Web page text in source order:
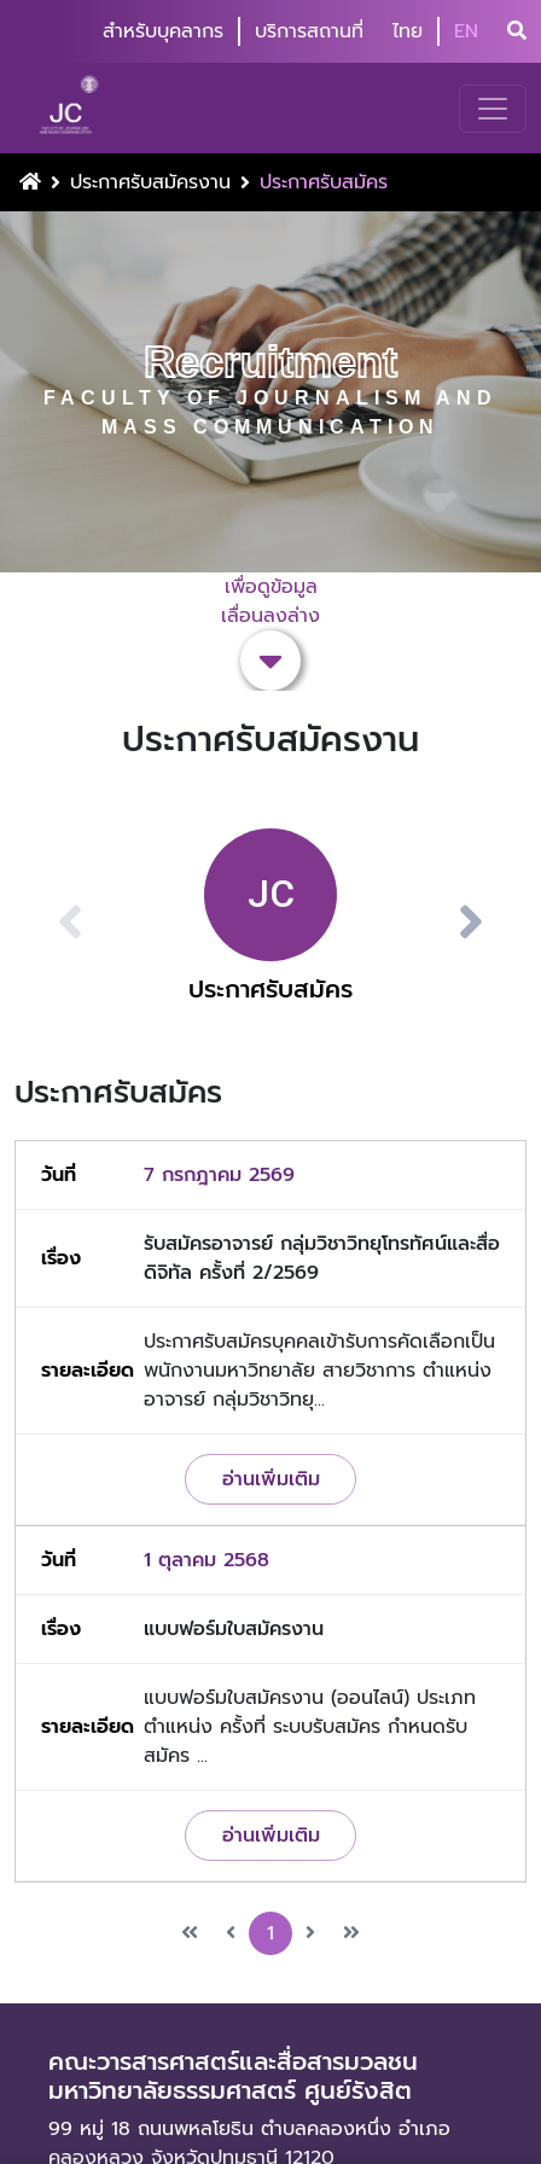
สำหรับบุคลากร บริการสถานที่ ไทย EN
ประกาศรับสมัครงาน ประกาศรับสมัคร
Recruitment
FACULTY OF JOURNALISM AND
MASS COMMUNICATION
เลื่อนลงล่าง
เพื่อดูข้อมูล
ประกาศรับสมัครงาน
ประกาศรับสมัคร
ประกาศรับสมัคร
7 กรกฎาคม 2569
รับสมัครอาจารย์ กลุ่มวิชาวิทยุโทรทัศน์และสื่อ
ดิจิทัล ครั้งที่ 2/2569
ประกาศรับสมัครบุคคลเข้ารับการคัดเลือกเป็น
พนักงานมหาวิทยาลัย สายวิชาการ ตำแหน่ง
อาจารย์ กลุ่มวิชาวิทยุ...
อ่านเพิ่มเติม
1 ตุลาคม 2568
แบบฟอร์มใบสมัครงาน
แบบฟอร์มใบสมัครงาน (ออนไลน์) ประเภท
ตำแหน่ง ครั้งที่ ระบบรับสมัคร กำหนดรับ
สมัคร ...
อ่านเพิ่มเติม
1
คณะวารสารศาสตร์และสื่อสารมวลชน
มหาวิทยาลัยธรรมศาสตร์ ศูนย์รังสิต
99 หมู่ 18 ถนนพหลโยธิน ตำบลคลองหนึ่ง อำเภอ
คลองหลวง จังหวัดปทุมธานี 12120